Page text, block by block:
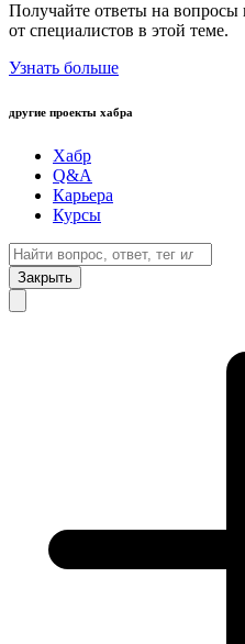
Получайте ответы на
от специалистов в этой теме.
Узнать больше
другие проекты хабра
Хабр
Q&A
Карьера
Курсы
Закрыть